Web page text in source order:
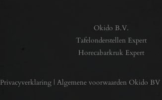
Okido B.V.
Tafelonderstellen Expert
Horecabarkruk Expert
Privacyverklaring | Algemene voorwaarden Okido BV